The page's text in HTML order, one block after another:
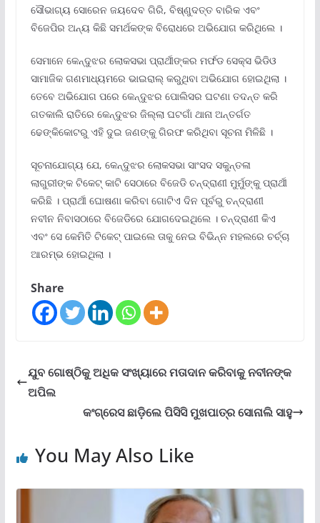
ସୌଭାଗ୍ୟ ସୋରେନ ଜୟଦେବ ଗିରି, ବିଷ୍ଣୁଦତ୍ତ ବାରିକ ଏବଂ
ବିଜେପିର ଅନ୍ୟ କିଛି ସମର୍ଥକଙ୍କ ବିରୋଧରେ ଅଭିଯୋଗ କରିଥିଲେ ।
ସେମାନେ କେନ୍ଦୁଝର ଲୋକସଭା ପ୍ରାର୍ଥୀଙ୍କର ମର୍ଫଡ ସେକ୍ସ ଭିଡିଓ
ସାମାଜିକ ଗଣମାଧ୍ୟମରେ ଭାଇରାଲ୍ କରୁଥିବା ଅଭିଯୋଗ ହୋଇଥିଲା ।
ତେବେ ଅଭିଯୋଗ ପରେ କେନ୍ଦୁଝର ପୋଲିସର ଘଟଣା ତଦନ୍ତ କରି
ଗତକାଲି ରାତିରେ କେନ୍ଦୁଝର ଜିଲ୍ଲା ଘଟଗାଁ ଥାନା ଅନ୍ତର୍ଗତ
ଢେଙ୍କିକୋଟରୁ ଏହି ଦୁଇ ଜଣଙ୍କୁ ଗିରଫ କରିଥିବା ସୂଚନା ମିଳିଛି ।
ସୂଚନାଯୋଗ୍ୟ ଯେ, କେନ୍ଦୁଝର ଲୋକସଭା ସାଂସଦ ସକୁନ୍ତଳା
ଲାଗୁରୀଙ୍କ ଟିକେଟ୍ କାଟି ସେଠାରେ ବିଜେଡି ଚନ୍ଦ୍ରାଣୀ ମୁର୍ମୁଙ୍କୁ ପ୍ରାର୍ଥୀ
କରିଛି । ପ୍ରାର୍ଥୀ ଘୋଷଣା କରିବା ଗୋଟିଏ ଦିନ ପୂର୍ବରୁ ଚନ୍ଦ୍ରାଣୀ
ନବୀନ ନିବାସଠାରେ ବିଜେଡିରେ ଯୋଗଦେଇଥିଲେ । ଚନ୍ଦ୍ରାଣୀ କିଏ
ଏବଂ ସେ କେମିତି ଟିକେଟ୍ ପାଇଲେ ତାକୁ ନେଇ ବିଭିନ୍ନ ମହଲରେ ଚର୍ଚ୍ଚା
ଆରମ୍ଭ ହୋଇଥିଲା ।
Share
ଯୁବ ଗୋଷ୍ଠିକୁ ଅଧିକ ସଂଖ୍ୟାରେ ମତାଦାନ କରିବାକୁ ନବୀନଙ୍କ
ଅପିଲ
କଂଗ୍ରେସ ଛାଡ଼ିଲେ ପିସିସି ମୁଖପାତ୍ର ସୋନାଲି ସାହୁ
You May Also Like